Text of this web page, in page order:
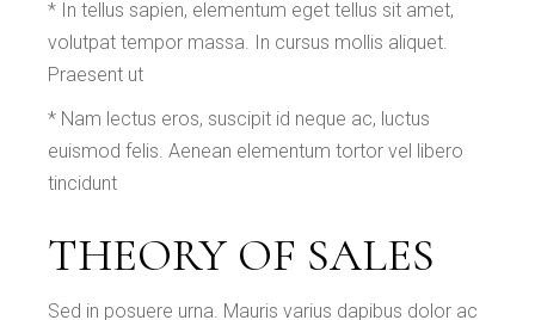
* In tellus sapien, elementum eget tellus sit amet,
volutpat tempor massa. In cursus mollis aliquet.
Praesent ut
* Nam lectus eros, suscipit id neque ac, luctus
euismod felis. Aenean elementum tortor vel libero
tincidunt
THEORY OF SALES
Sed in posuere urna. Mauris varius dapibus dolor ac